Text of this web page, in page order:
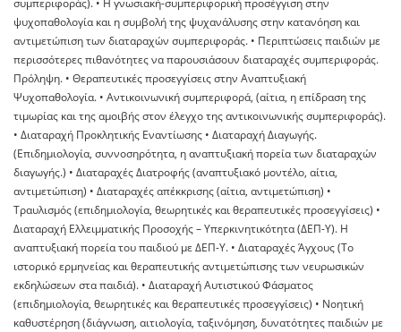
συµπεριφοράς). • Η γνωσιακή-συµπεριφορική προσέγγιση στην
ψυχοπαθολογία και η συµβολή της ψυχανάλυσης στην κατανόηση και
αντιµετώπιση των διαταραχών συµπεριφοράς. • Περιπτώσεις παιδιών µε
περισσότερες πιθανότητες να παρουσιάσουν διαταραχές συµπεριφοράς.
Πρόληψη. • Θεραπευτικές προσεγγίσεις στην Αναπτυξιακή
Ψυχοπαθολογία. • Αντικοινωνική συµπεριφορά, (αίτια, η επίδραση της
τιµωρίας και της αµοιβής στον έλεγχο της αντικοινωνικής συµπεριφοράς).
• ∆ιαταραχή Προκλητικής Εναντίωσης • ∆ιαταραχή Διαγωγής.
(Επιδηµιολογία, συννοσηρότητα, η αναπτυξιακή πορεία των διαταραχών
διαγωγής.) • ∆ιαταραχές ∆ιατροφής (αναπτυξιακό µοντέλο, αίτια,
αντιµετώπιση) • ∆ιαταραχές απέκκρισης (αίτια, αντιµετώπιση) •
Τραυλισµός (επιδηµιολογία, θεωρητικές και θεραπευτικές προσεγγίσεις) •
∆ιαταραχή Ελλειµµατικής Προσοχής – Υπερκινητικότητα (∆ΕΠ-Υ). Η
αναπτυξιακή πορεία του παιδιού µε ∆ΕΠ-Υ. • Διαταραχές Άγχους (Το
ιστορικό ερµηνείας και θεραπευτικής αντιµετώπισης των νευρωσικών
εκδηλώσεων στα παιδιά). • Διαταραχή Αυτιστικού Φάσματος
(επιδηµιολογία, θεωρητικές και θεραπευτικές προσεγγίσεις) • Νοητική
καθυστέρηση (διάγνωση, αιτιολογία, ταξινόµηση, δυνατότητες παιδιών µε